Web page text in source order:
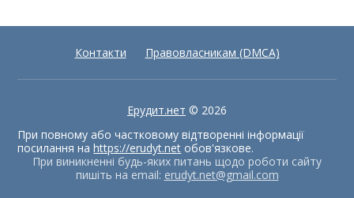
Контакти Правовласникам (DMCA)
Ерудит.нет © 2026
При повному або частковому відтворенні інформації
посилання наhttps://erudyt.net обов'язкове.
При виникненні будь-яких питань щодо роботи сайту
пишіть на email: erudyt.net@gmail.com